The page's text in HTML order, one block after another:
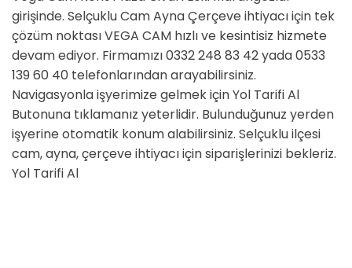
girişinde. Selçuklu Cam Ayna Çerçeve ihtiyacı için tek
çözüm noktası VEGA CAM hızlı ve kesintisiz hizmete
devam ediyor. Firmamızı 0332 248 83 42 yada 0533
139 60 40 telefonlarından arayabilirsiniz.
Navigasyonla işyerimize gelmek için Yol Tarifi Al
Butonuna tıklamanız yeterlidir. Bulunduğunuz yerden
işyerine otomatik konum alabilirsiniz. Selçuklu ilçesi
cam, ayna, çerçeve ihtiyacı için siparişlerinizi bekleriz.
Yol Tarifi Al